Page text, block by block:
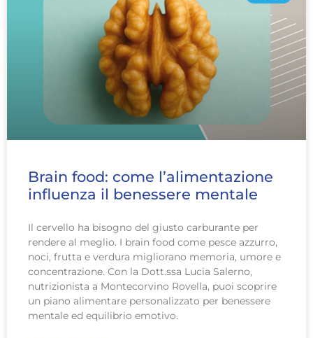
Brain food: come l’alimentazione
influenza il benessere mentale
Il cervello ha bisogno del giusto carburante per
rendere al meglio. I brain food come pesce azzurro,
noci, frutta e verdura migliorano memoria, umore e
concentrazione. Con la Dott.ssa Lucia Salerno,
nutrizionista a Montecorvino Rovella, puoi scoprire
un piano alimentare personalizzato per benessere
mentale ed equilibrio emotivo.